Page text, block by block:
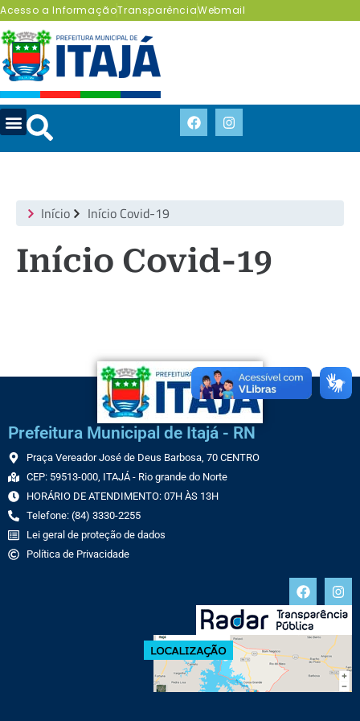
Acesso a InformaçãoTransparênciaWebmail
Início Início Covid-19
Início Covid-19
Prefeitura Municipal de Itajá - RN
Praça Vereador José de Deus Barbosa, 70 CENTRO
CEP: 59513-000, ITAJÁ - Rio grande do Norte
HORÁRIO DE ATENDIMENTO: 07H ÀS 13H
Telefone: (84) 3330-2255
Lei geral de proteção de dados
Política de Privacidade